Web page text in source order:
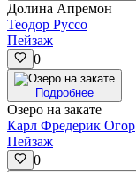
Долина Апремон
Теодор Руссо
Пейзаж
0
Подробнее
Озеро на закате
Карл Фредерик Огор
Пейзаж
0